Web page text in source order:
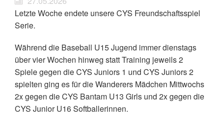
Letzte Woche endete unsere CYS Freundschaftsspiel
Serie.
Während die Baseball U15 Jugend immer dienstags
über vier Wochen hinweg statt Training jeweils 2
Spiele gegen die CYS Juniors 1 und CYS Juniors 2
spielten ging es für die Wanderers Mädchen Mittwochs
2x gegen die CYS Bantam U13 Girls und 2x gegen die
CYS Junior U16 Softballerinnen.